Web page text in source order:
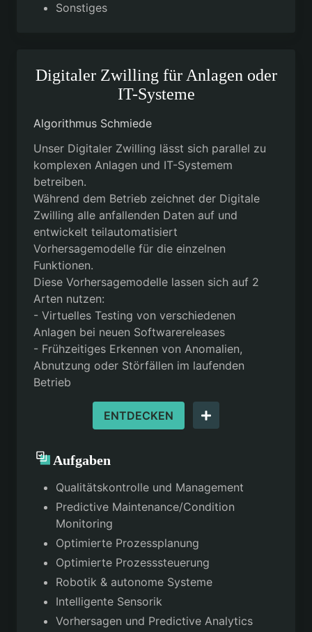
Sonstiges
Digitaler Zwilling für Anlagen oder
IT-Systeme
Algorithmus Schmiede
Unser Digitaler Zwilling lässt sich parallel zu
komplexen Anlagen und IT-Systemem
betreiben.
Während dem Betrieb zeichnet der Digitale
Zwilling alle anfallenden Daten auf und
entwickelt teilautomatisiert
Vorhersagemodelle für die einzelnen
Funktionen.
Diese Vorhersagemodelle lassen sich auf 2
Arten nutzen:
- Virtuelles Testing von verschiedenen
Anlagen bei neuen Softwarereleases
- Frühzeitiges Erkennen von Anomalien,
Abnutzung oder Störfällen im laufenden
Betrieb
ENTDECKEN
Aufgaben
Qualitätskontrolle und Management
Predictive Maintenance/Condition
Monitoring
Optimierte Prozessplanung
Optimierte Prozesssteuerung
Robotik & autonome Systeme
Intelligente Sensorik
Vorhersagen und Predictive Analytics